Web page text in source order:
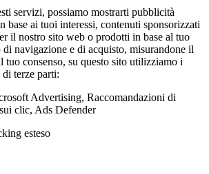
servizi, possiamo mostrarti pubblicità
base ai tuoi interessi, contenuti sponsorizzati
il nostro sito web o prodotti in base al tuo
di navigazione e di acquisto, misurandone il
tuo consenso, su questo sito utilizziamo i
terze parti:
Advertising, Raccomandazioni di
clic, Ads Defender
esteso